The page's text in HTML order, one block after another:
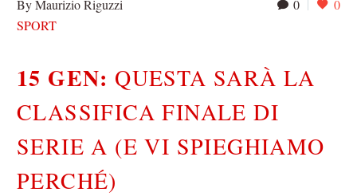
0 0
By Maurizio Riguzzi
SPORT
15 GEN: QUESTA SARÀ LA
CLASSIFICA FINALE DI
SERIE A (E VI SPIEGHIAMO
PERCHÉ)